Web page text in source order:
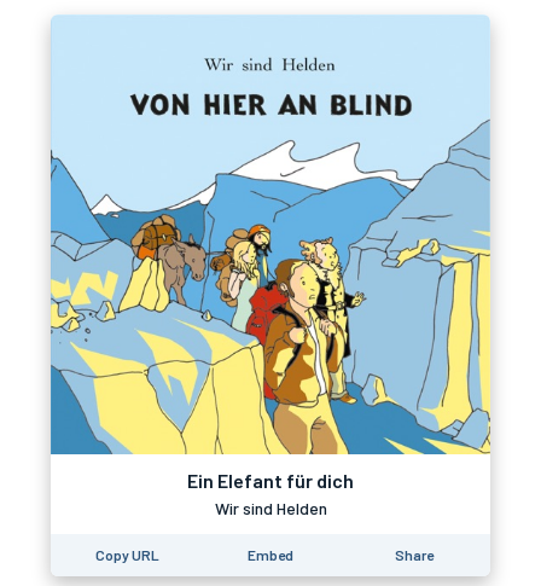
Ein Elefant für dich
Wir sind Helden
Copy URL Embed Share